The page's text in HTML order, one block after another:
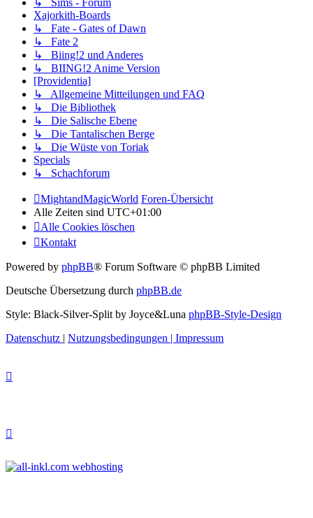
↳ Sims - Forum
Xajorkith-Boards
↳ Fate - Gates of Dawn
↳ Fate 2
↳ Biing!2 und Anderes
↳ BIING!2 Anime Version
[Providentia]
↳ Allgemeine Mitteilungen und FAQ
↳ Die Bibliothek
↳ Die Salische Ebene
↳ Die Tantalischen Berge
↳ Die Wüste von Toriak
Specials
↳ Schachforum
MightandMagicWorld Foren-Übersicht
Alle Zeiten sind UTC+01:00
Alle Cookies löschen
Kontakt
Powered by phpBB® Forum Software © phpBB Limited
Deutsche Übersetzung durch phpBB.de
Style: Black-Silver-Split by Joyce&Luna phpBB-Style-Design
Datenschutz | Nutzungsbedingungen | Impressum